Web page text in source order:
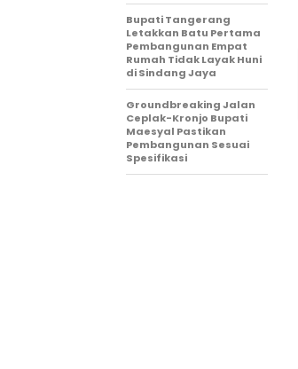
Bupati Tangerang
Letakkan Batu Pertama
Pembangunan Empat
Rumah Tidak Layak Huni
di Sindang Jaya
Groundbreaking Jalan
Ceplak-Kronjo Bupati
Maesyal Pastikan
Pembangunan Sesuai
Spesifikasi